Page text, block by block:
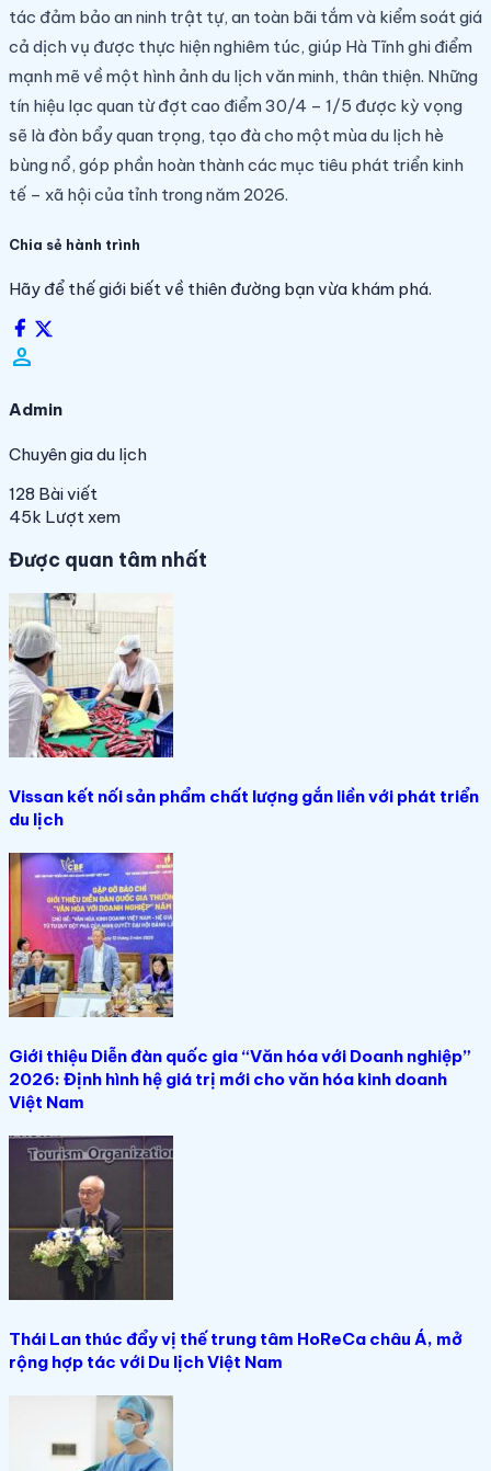
tác đảm bảo an ninh trật tự, an toàn bãi tắm và kiểm soát giá
cả dịch vụ được thực hiện nghiêm túc, giúp Hà Tĩnh ghi điểm
mạnh mẽ về một hình ảnh du lịch văn minh, thân thiện. Những
tín hiệu lạc quan từ đợt cao điểm 30/4 – 1/5 được kỳ vọng
sẽ là đòn bẩy quan trọng, tạo đà cho một mùa du lịch hè
bùng nổ, góp phần hoàn thành các mục tiêu phát triển kinh
tế – xã hội của tỉnh trong năm 2026.
Chia sẻ hành trình
Hãy để thế giới biết về thiên đường bạn vừa khám phá.
person_filled
Admin
Chuyên gia du lịch
128 Bài viết
45k Lượt xem
Được quan tâm nhất
Vissan kết nối sản phẩm chất lượng gắn liền với phát triển
du lịch
Giới thiệu Diễn đàn quốc gia “Văn hóa với Doanh nghiệp”
2026: Định hình hệ giá trị mới cho văn hóa kinh doanh
Việt Nam
Thái Lan thúc đẩy vị thế trung tâm HoReCa châu Á, mở
rộng hợp tác với Du lịch Việt Nam